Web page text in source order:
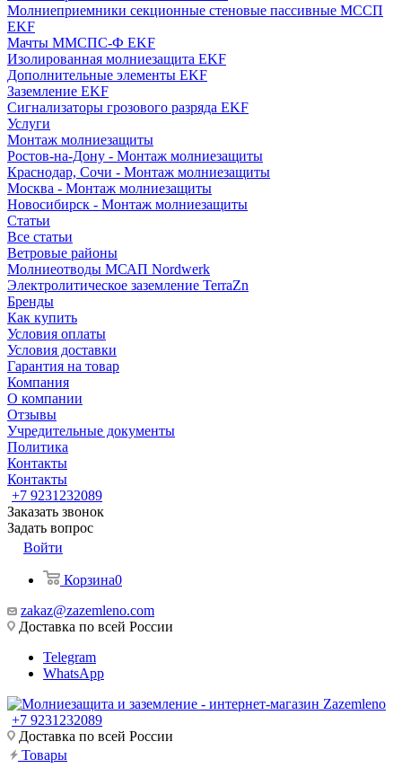
Молниеприемники секционные стеновые пассивные МССП
EKF
Мачты ММСПС-Ф EKF
Изолированная молниезащита EKF
Дополнительные элементы EKF
Заземление EKF
Сигнализаторы грозового разряда EKF
Услуги
Монтаж молниезащиты
Ростов-на-Дону - Монтаж молниезащиты
Краснодар, Сочи - Монтаж молниезащиты
Москва - Монтаж молниезащиты
Новосибирск - Монтаж молниезащиты
Статьи
Все статьи
Ветровые районы
Молниеотводы МСАП Nordwerk
Электролитическое заземление TerraZn
Бренды
Как купить
Условия оплаты
Условия доставки
Гарантия на товар
Компания
О компании
Отзывы
Учредительные документы
Политика
Контакты
Контакты
+7 9231232089
Заказать звонок
Задать вопрос
Войти
Корзина0
zakaz@zazemleno.com
Доставка по всей России
Telegram
WhatsApp
+7 9231232089
Доставка по всей России
Товары